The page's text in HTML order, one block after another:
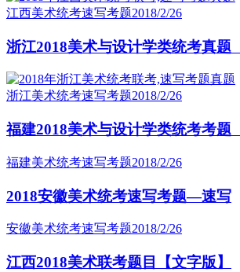
江西美术统考速写考题2018/2/26
浙江2018美术与设计学类统考真题
浙江美术统考速写考题2018/2/26
福建2018美术与设计学类统考考题
福建美术统考速写考题2018/2/26
2018安徽美术统考速写考题—速写
安徽美术统考速写考题2018/2/26
江西2018美术联考题目【文字版】